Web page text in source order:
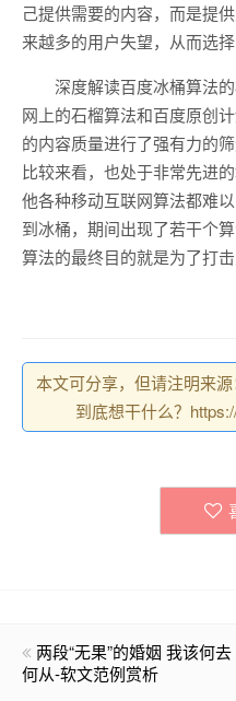
己提供需要的内容，而是提
来越多的用户失望，从而选择
深度解读百度冰桶算法
网上的石榴算法和百度原创
的内容质量进行了强有力的
比较来看，也处于非常先进
他各种移动互联网算法都难
到冰桶，期间出现了若干个
算法的最终目的就是为了打
本文可分享，但请注明来
到底想干什么？
两段“无果”的婚姻 我该何去
何从-软文范例赏析